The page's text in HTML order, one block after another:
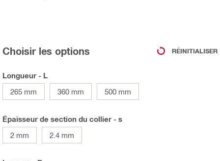
Choisir les options RÉINITIALISER
Longueur - L
265 mm
360 mm 500 mm
Épaisseur de section du collier - s
2 mm
2.4 mm